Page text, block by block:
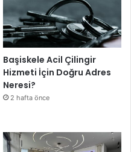
Başiskele Acil Çilingir
Hizmeti İçin Doğru Adres
Neresi?
2 hafta önce